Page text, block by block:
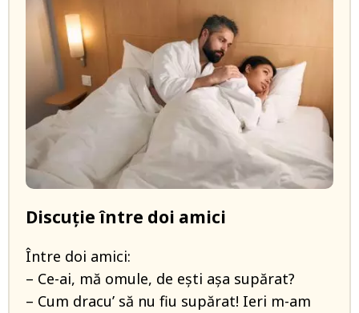
Discuție între doi amici
Între doi amici:
– Ce-ai, mă omule, de ești așa supărat?
– Cum dracu’ să nu fiu supărat! Ieri m-am